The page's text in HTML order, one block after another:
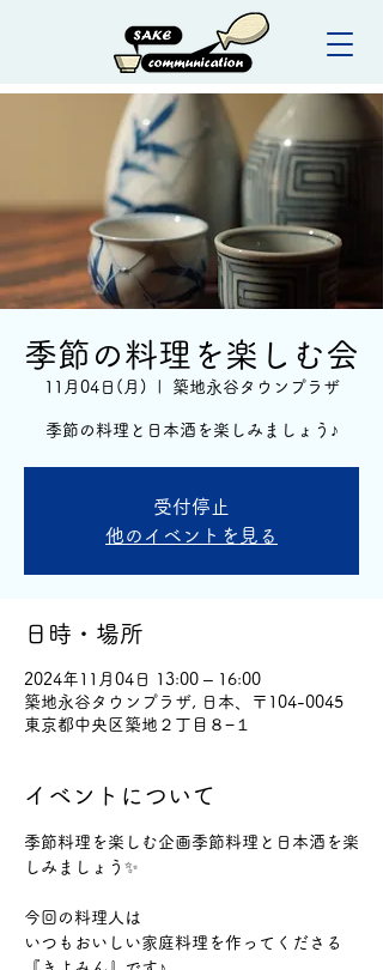
季節の料理を楽しむ会
11月04日(月) 築地永谷タウンプラザ
季節の料理と日本酒を楽しみましょう♪
受付停止
他のイベントを見る
日時・場所
2024年11月04日 13:00 – 16:00
築地永谷タウンプラザ, 日本、〒104-0045
東京都中央区築地２丁目８−１
イベントについて
季節料理を楽しむ企画季節料理と日本酒を楽
しみましょう✨
今回の料理人は
いつもおいしい家庭料理を作ってくださる